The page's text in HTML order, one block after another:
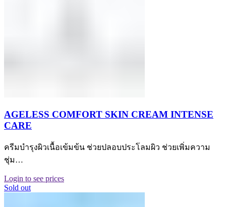
AGELESS COMFORT SKIN CREAM INTENSE
CARE
ครีมบำรุงผิวเนื้อเข้มข้น ช่วยปลอบประโลมผิว ช่วยเพิ่มความ
ชุ่ม…
Login to see prices
Sold out